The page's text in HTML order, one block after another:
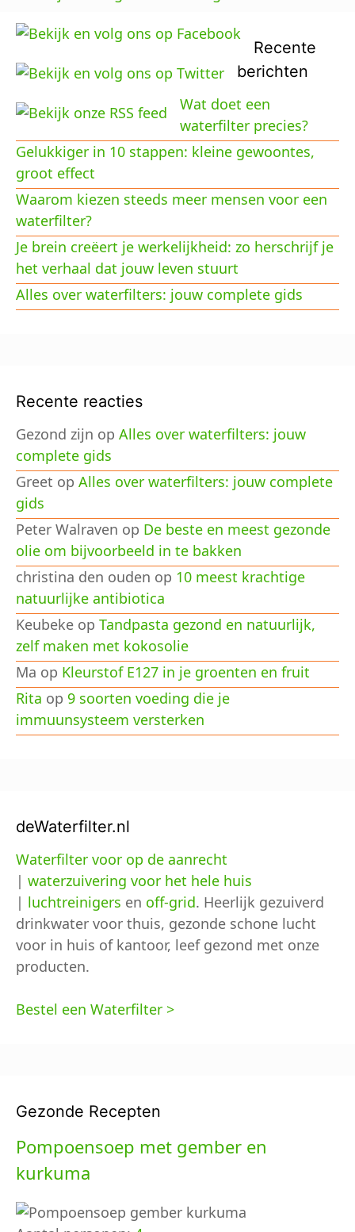
Recente
berichten
Wat doet een
waterfilter precies?
Gelukkiger in 10 stappen: kleine gewoontes,
groot effect
Waarom kiezen steeds meer mensen voor een
waterfilter?
Je brein creëert je werkelijkheid: zo herschrijf je
het verhaal dat jouw leven stuurt
Alles over waterfilters: jouw complete gids
Recente reacties
Gezond zijn op Alles over waterfilters: jouw
complete gids
Greet op Alles over waterfilters: jouw complete
gids
Peter Walraven op De beste en meest gezonde
olie om bijvoorbeeld in te bakken
christina den ouden op 10 meest krachtige
natuurlijke antibiotica
Keubeke op Tandpasta gezond en natuurlijk,
zelf maken met kokosolie
Ma op Kleurstof E127 in je groenten en fruit
Rita op 9 soorten voeding die je
immuunsysteem versterken
deWaterfilter.nl
Waterfilter voor op de aanrecht
| waterzuivering voor het hele huis
| luchtreinigers en off-grid. Heerlijk gezuiverd
drinkwater voor thuis, gezonde schone lucht
voor in huis of kantoor, leef gezond met onze
producten.
Bestel een Waterfilter >
Gezonde Recepten
Pompoensoep met gember en
kurkuma